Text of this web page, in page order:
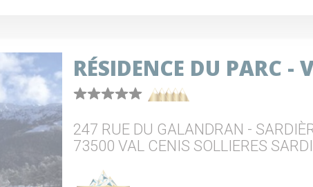
RÉSIDENCE DU PARC -
247 RUE DU GALANDRAN -
73500 VAL CENIS SOLLIERES